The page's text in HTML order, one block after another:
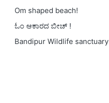
Om shaped beach!
ಓಂ ಆಕಾರದ ಬೀಚ್ !
Bandipur Wildlife sanctuary